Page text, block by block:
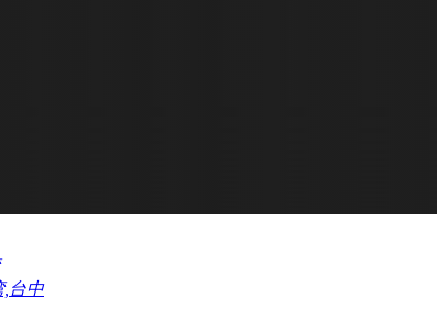
,台中